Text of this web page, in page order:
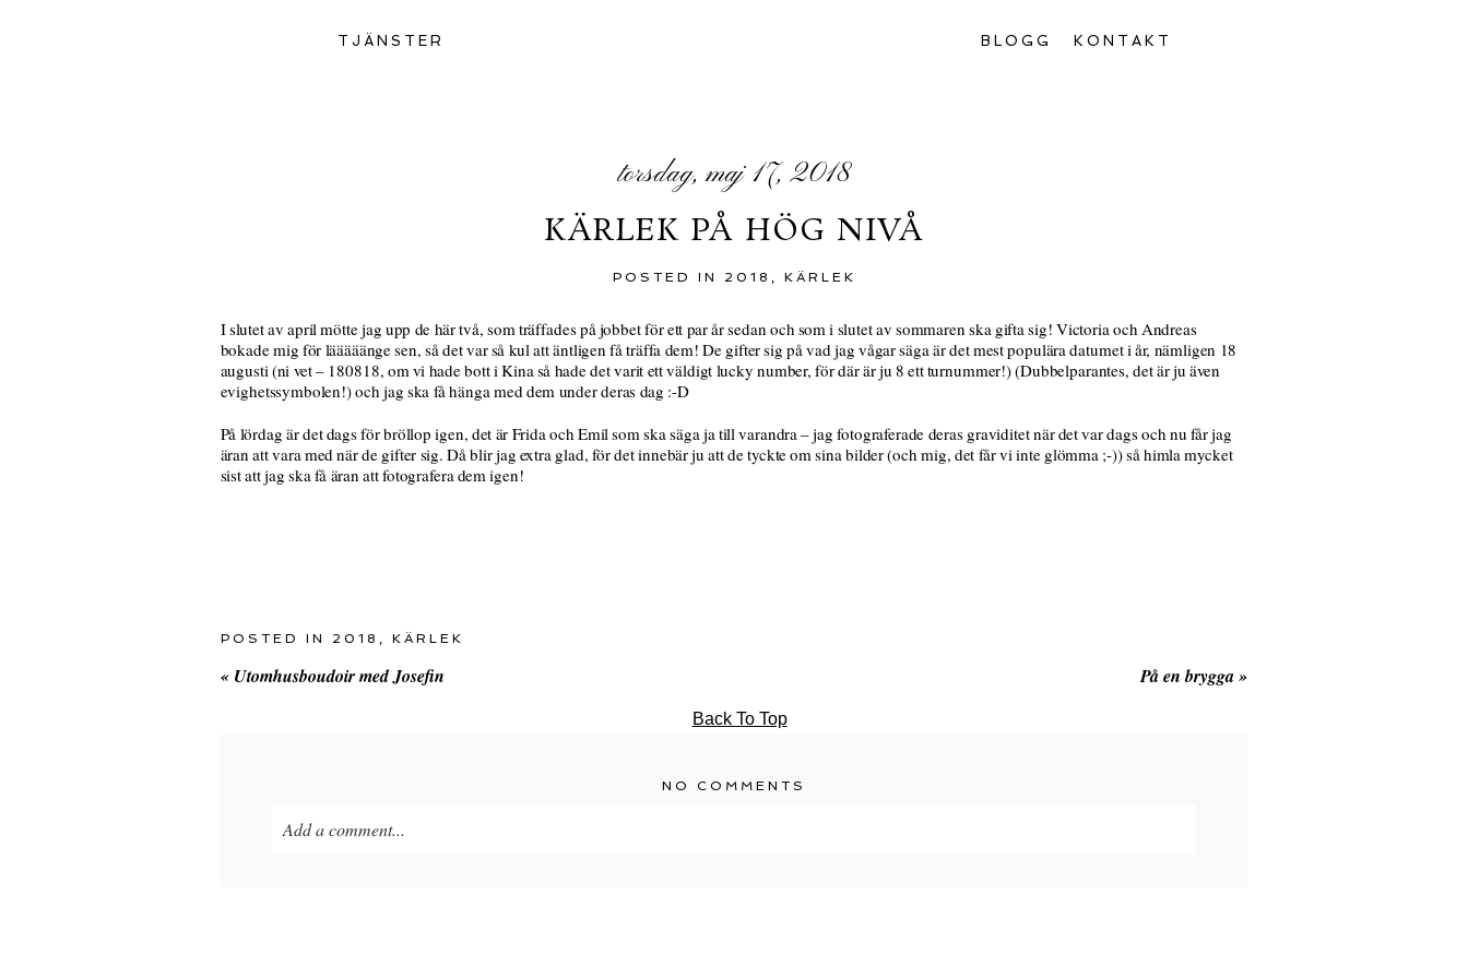
TJÄNSTER BLOGG KONTAKT
torsdag, maj 17, 2018
KÄRLEK PÅ HÖG NIVÅ
POSTED IN 2018 , KÄRLEK
I slutet av april mötte jag upp de här två, som träffades på jobbet för ett par år sedan och som i slutet av sommaren ska gifta sig! Victoria och Andreas
bokade mig för lääääänge sen, så det var så kul att äntligen få träffa dem! De gifter sig på vad jag vågar säga är det mest populära datumet i år, nämligen 18
augusti (ni vet – 180818, om vi hade bott i Kina så hade det varit ett väldigt lucky number, för där är ju 8 ett turnummer!) (Dubbelparantes, det är ju även
evighetssymbolen!) och jag ska få hänga med dem under deras dag :-D
På lördag är det dags för bröllop igen, det är Frida och Emil som ska säga ja till varandra – jag fotograferade deras graviditet när det var dags och nu får jag
äran att vara med när de gifter sig. Då blir jag extra glad, för det innebär ju att de tyckte om sina bilder (och mig, det får vi inte glömma ;-)) så himla mycket
sist att jag ska få äran att fotografera dem igen!
POSTED IN 2018 , KÄRLEK
«Utomhusboudoir med Josefin På en brygga»
Back To Top
NO COMMENTS
Add a comment...